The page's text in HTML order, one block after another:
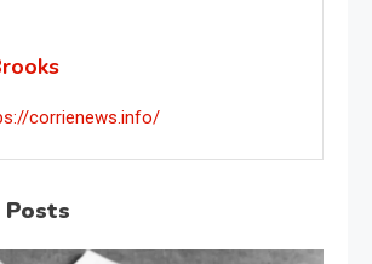
corrienews.info/